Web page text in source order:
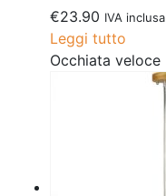
€23.90 IVA inclusa
Leggi tutto
Occhiata veloce